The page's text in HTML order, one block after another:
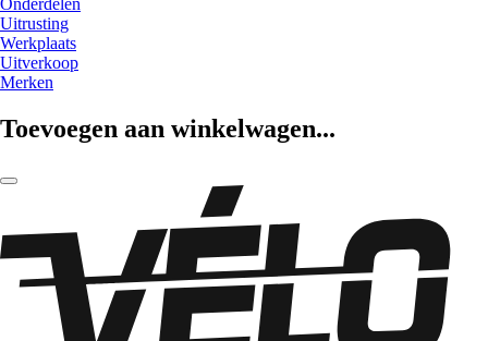
Onderdelen
Uitrusting
Werkplaats
Uitverkoop
Merken
Toevoegen aan winkelwagen...